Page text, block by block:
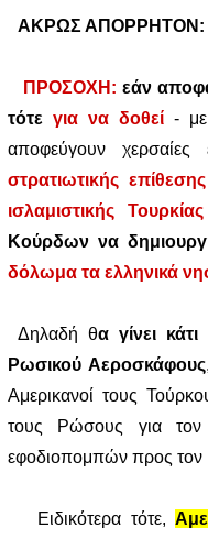
ΑΚΡΩΣ ΑΠΟΡΡΗΤΟΝ:
ΠΡΟΣΟΧΗ: εάν
τότε για να δοθεί -
αποφεύγουν χερσαίες
στρατιωτικής
ισλαμιστικής
Κούρδων να
δόλωμα τα ελληνικά
Δηλαδή θα γίνει
Ρωσικού Αεροσκάφους
Αμερικανοί τους
τους Ρώσους για
εφοδιοπομπών προς τον
Ειδικότερα τότε,